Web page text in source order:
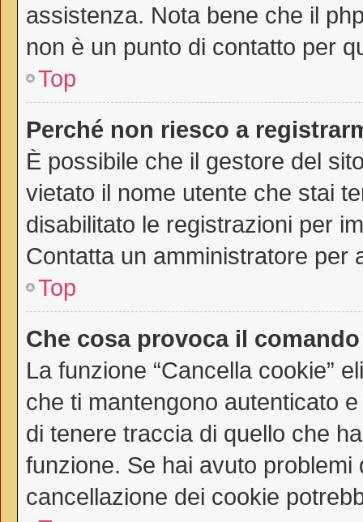
assistenza. Nota bene che il
non è un punto di contatto per
Top
Perché non riesco a
È possibile che il gestore del
vietato il nome utente che stai
disabilitato le registrazioni per
Contatta un amministratore per
Top
Che cosa provoca il
La funzione “Cancella cookie”
che ti mantengono autenticato
di tenere traccia di quello che
funzione. Se hai avuto
cancellazione dei cookie